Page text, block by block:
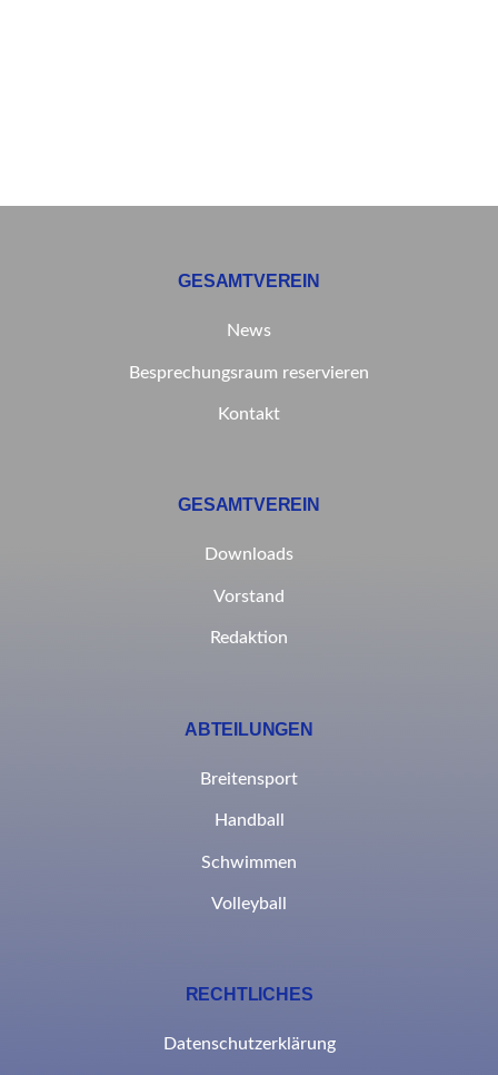
GESAMTVEREIN
News
Besprechungsraum reservieren
Kontakt
GESAMTVEREIN
Downloads
Vorstand
Redaktion
ABTEILUNGEN
Breitensport
Handball
Schwimmen
Volleyball
RECHTLICHES
Datenschutzerklärung